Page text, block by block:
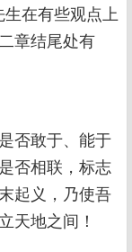
在有些观点上
章结尾处有
否敢于、能于
否相联，标志
起义，乃使吾
天地之间！